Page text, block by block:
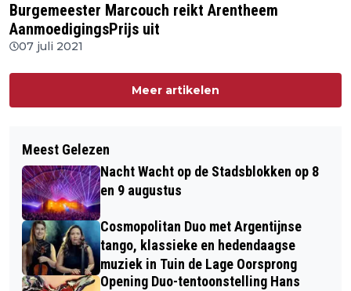
Burgemeester Marcouch reikt Arentheem
AanmoedigingsPrijs uit
07 juli 2021
Meer artikelen
Meest Gelezen
Nacht Wacht op de Stadsblokken op 8
en 9 augustus
Cosmopolitan Duo met Argentijnse
tango, klassieke en hedendaagse
muziek in Tuin de Lage Oorsprong
Opening Duo-tentoonstelling Hans